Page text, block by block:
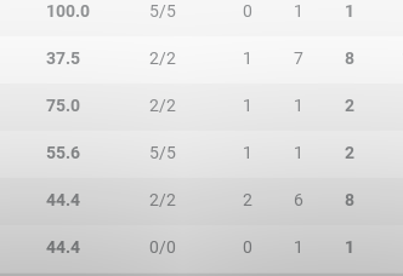
100.0 5/5 0 1 1
37.5 2/2 1 7 8
75.0 2/2 1 1 2
55.6 5/5 1 1 2
44.4 2/2 2 6 8
44.4 0/0 0 1 1